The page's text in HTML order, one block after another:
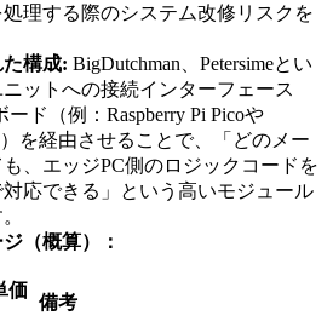
理する際のシステム改修リスクを
構成: BigDutchman、Petersimeとい
ットへの接続インターフェース
ド（例：Raspberry Pi Picoや
を経由させることで、「どのメー
、エッジPC側のロジックコードを
応できる」という高いモジュール
（概算）：
価
備考